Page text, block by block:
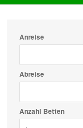
Anreise
Abreise
Anzahl Betten